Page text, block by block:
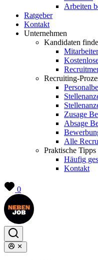
Arbeiten
Ratgeber
Kontakt
Unternehmen
Kandidaten
Recruiting-
Zusage
Absage
Alle
Praktische
Häufig
Kontakt
0